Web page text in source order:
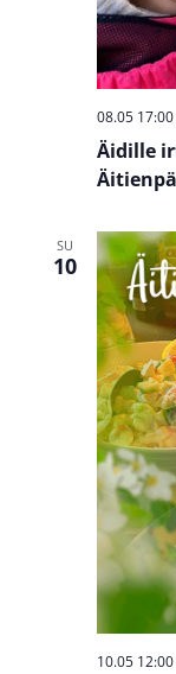
Äidille
08.05 17:00
SU
10
10.05 12:00